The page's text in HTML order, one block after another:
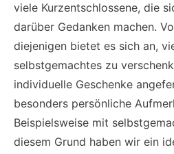
viele Kurzentschlossene, die
darüber Gedanken machen.
diejenigen bietet es sich an,
selbstgemachtes zu
individuelle Geschenke
besonders persönliche
Beispielsweise mit
diesem Grund haben wir ein